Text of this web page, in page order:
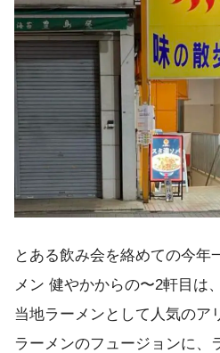
とある飲み会を絡めての今年
メン 健やかからの〜2軒目は
当地ラーメンとして人気のア
ラーメンのフュージョンに、